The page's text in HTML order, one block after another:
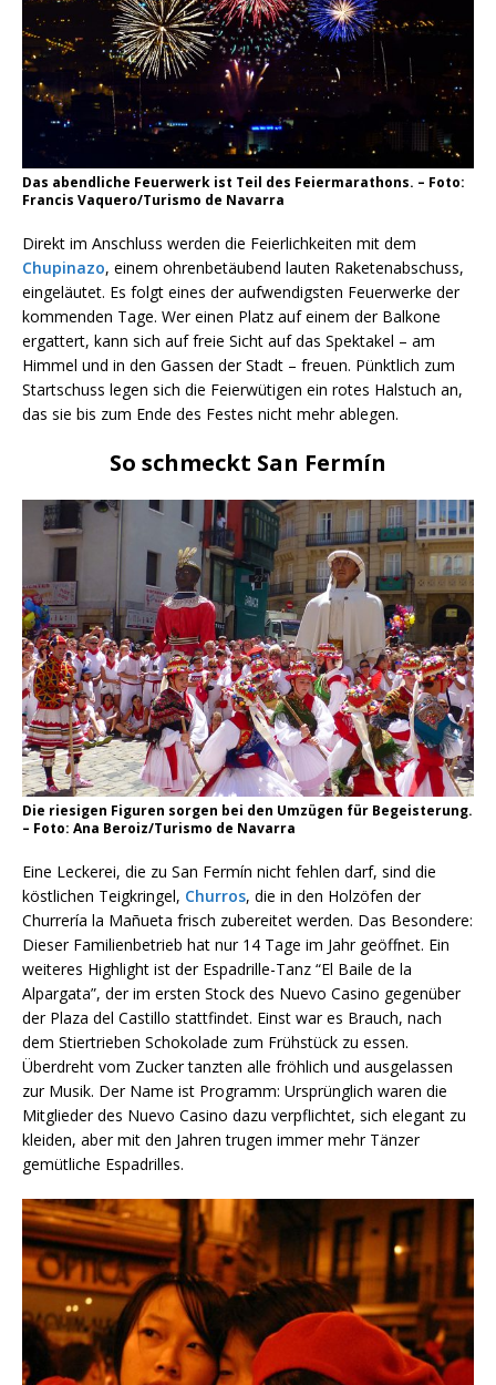
Das abendliche Feuerwerk ist Teil des Feiermarathons. – Foto:
Francis Vaquero/Turismo de Navarra
Direkt im Anschluss werden die Feierlichkeiten mit dem
Chupinazo, einem ohrenbetäubend lauten Raketenabschuss,
eingeläutet. Es folgt eines der aufwendigsten Feuerwerke der
kommenden Tage. Wer einen Platz auf einem der Balkone
ergattert, kann sich auf freie Sicht auf das Spektakel – am
Himmel und in den Gassen der Stadt – freuen. Pünktlich zum
Startschuss legen sich die Feierwütigen ein rotes Halstuch an,
das sie bis zum Ende des Festes nicht mehr ablegen.
So schmeckt San Fermín
Die riesigen Figuren sorgen bei den Umzügen für Begeisterung.
– Foto: Ana Beroiz/Turismo de Navarra
Eine Leckerei, die zu San Fermín nicht fehlen darf, sind die
köstlichen Teigkringel, Churros, die in den Holzöfen der
Churrería la Mañueta frisch zubereitet werden. Das Besondere:
Dieser Familienbetrieb hat nur 14 Tage im Jahr geöffnet. Ein
weiteres Highlight ist der Espadrille-Tanz “El Baile de la
Alpargata”, der im ersten Stock des Nuevo Casino gegenüber
der Plaza del Castillo stattfindet. Einst war es Brauch, nach
dem Stiertrieben Schokolade zum Frühstück zu essen.
Überdreht vom Zucker tanzten alle fröhlich und ausgelassen
zur Musik. Der Name ist Programm: Ursprünglich waren die
Mitglieder des Nuevo Casino dazu verpflichtet, sich elegant zu
kleiden, aber mit den Jahren trugen immer mehr Tänzer
gemütliche Espadrilles.